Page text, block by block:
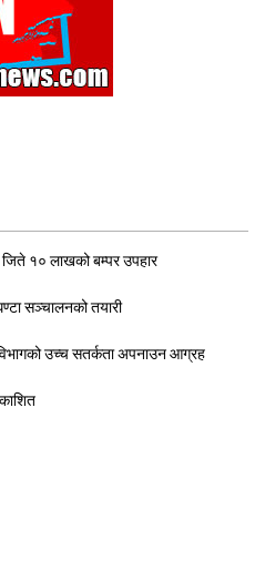
१० लाखको बम्पर उपहार
सञ्चालनको तयारी
उच्च सतर्कता अपनाउन आग्रह